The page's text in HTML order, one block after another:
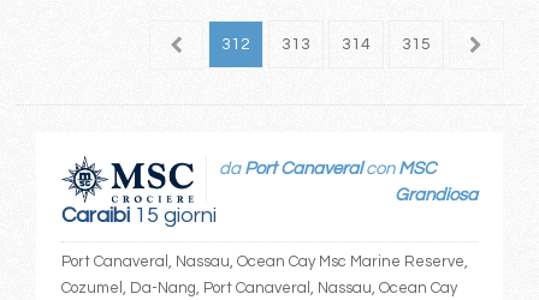
311 312 313 314 315 316
Caraibi15 giorni
da Port Canaveralcon MSC
Grandiosa
Port Canaveral, Nassau, Ocean Cay Msc Marine Reserve,
Cozumel, Da-Nang, Port Canaveral, Nassau, Ocean Cay